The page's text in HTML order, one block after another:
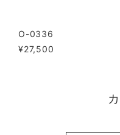
O-0336
¥27,500